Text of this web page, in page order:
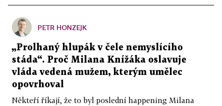
PETR HONZEJK
„Prolhaný hlupák v čele nemyslícího
stáda“. Proč Milana Knížáka oslavuje
vláda vedená mužem, kterým umělec
opovrhoval
Někteří říkají, že to byl poslední happening Milana